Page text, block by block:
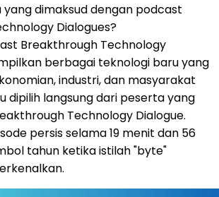
yang dimaksud dengan podcast
Dialogues?
Breakthrough Technology
berbagai teknologi baru yang
industri, dan masyarakat
dipilih langsung dari peserta yang
Technology Dialogue.
persis selama 19 menit dan 56
tahun ketika istilah "byte"